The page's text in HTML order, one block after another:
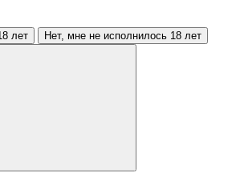
лет Нет, мне не исполнилось 18 лет